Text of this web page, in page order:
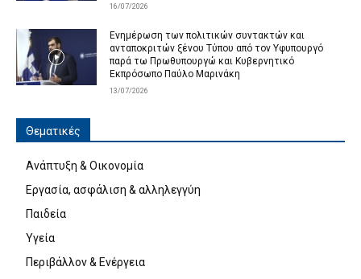
16/07/2026
Ενημέρωση των πολιτικών συντακτών και
ανταποκριτών ξένου Τύπου από τον Υφυπουργό
παρά τω Πρωθυπουργώ και Κυβερνητικό
Εκπρόσωπο Παύλο Μαρινάκη
13/07/2026
Θεματικές
Ανάπτυξη & Οικονομία
Εργασία, ασφάλιση & αλληλεγγύη
Παιδεία
Υγεία
Περιβάλλον & Ενέργεια